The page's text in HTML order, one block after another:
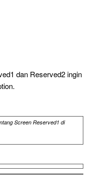
dan Reserved2 ingin
Screen Reserved1 di